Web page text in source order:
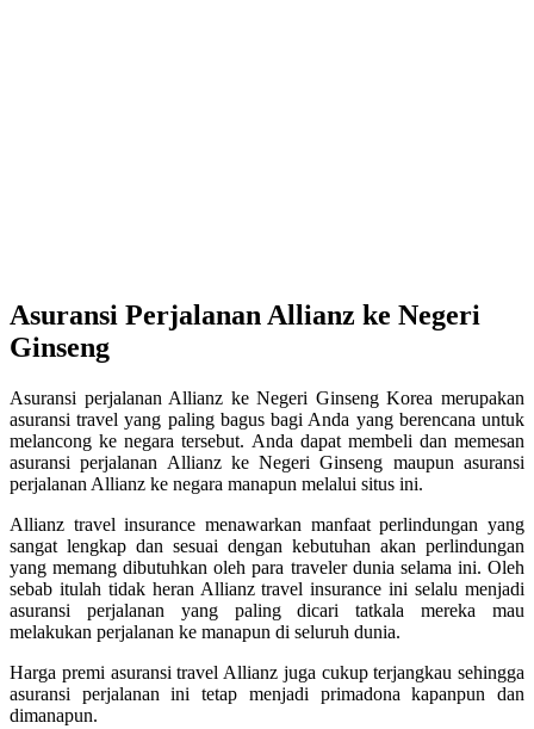
Asuransi Perjalanan Allianz ke Negeri
Ginseng
Asuransi perjalanan Allianz ke Negeri Ginseng Korea merupakan
asuransi travel yang paling bagus bagi Anda yang berencana untuk
melancong ke negara tersebut. Anda dapat membeli dan memesan
asuransi perjalanan Allianz ke Negeri Ginseng maupun asuransi
perjalanan Allianz ke negara manapun melalui situs ini.
Allianz travel insurance menawarkan manfaat perlindungan yang
sangat lengkap dan sesuai dengan kebutuhan akan perlindungan
yang memang dibutuhkan oleh para traveler dunia selama ini. Oleh
sebab itulah tidak heran Allianz travel insurance ini selalu menjadi
asuransi perjalanan yang paling dicari tatkala mereka mau
melakukan perjalanan ke manapun di seluruh dunia.
Harga premi asuransi travel Allianz juga cukup terjangkau sehingga
asuransi perjalanan ini tetap menjadi primadona kapanpun dan
dimanapun.